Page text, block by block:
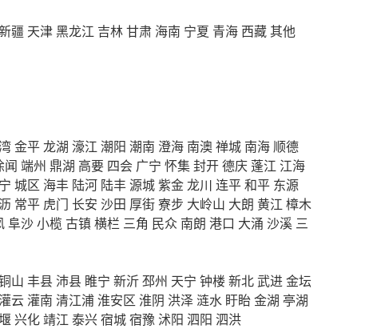
疆 天津黑龙江 吉林甘肃 海南 宁夏 青海 西藏其他
金平龙湖 濠江 潮阳 潮南 澄海 南澳禅城 南海 顺德
闻 端州 鼎湖 高要 四会 广宁 怀集封开德庆 蓬江 江海
城区 海丰 陆河 陆丰源城紫金龙川 连平和平 东源
常平 虎门 长安 沙田 厚街寮步 大岭山 大朗 黄江 樟木
阜沙小榄 古镇横栏 三角 民众 南朗 港口 大涌 沙溪 三
山 丰县 沛县 睢宁 新沂邳州 天宁 钟楼 新北武进金坛
云灌南 清江浦淮安区 淮阴 洪泽 涟水 盱眙金湖 亭湖
兴化靖江 泰兴宿城宿豫 沭阳 泗阳 泗洪